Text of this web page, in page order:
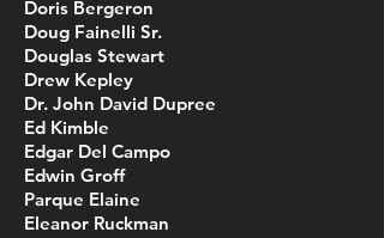
Doris Bergeron
Doug Fainelli Sr.
Douglas Stewart
Drew Kepley
Dr. John David Dupree
Ed Kimble
Edgar Del Campo
Edwin Groff
Parque Elaine
Eleanor Ruckman